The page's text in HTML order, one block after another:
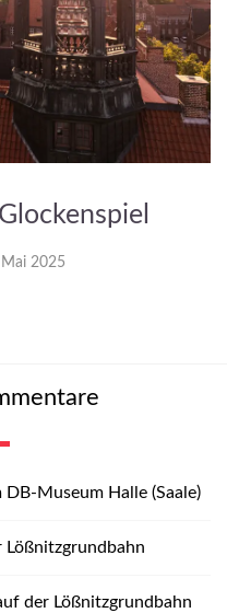
2025
Museum Halle (Saale)
Lößnitzgrundbahn
der Lößnitzgrundbahn